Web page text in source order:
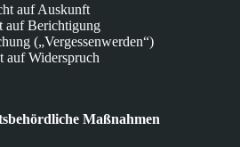
auf Auskunft
auf Berichtigung
(„Vergessenwerden“)
auf Widerspruch
Maßnahmen